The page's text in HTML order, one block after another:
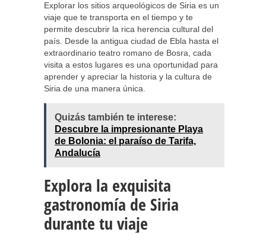
Explorar los sitios arqueológicos de Siria es un
viaje que te transporta en el tiempo y te
permite descubrir la rica herencia cultural del
país. Desde la antigua ciudad de Ebla hasta el
extraordinario teatro romano de Bosra, cada
visita a estos lugares es una oportunidad para
aprender y apreciar la historia y la cultura de
Siria de una manera única.
Quizás también te interese:
Descubre la impresionante Playa
de Bolonia: el paraíso de Tarifa,
Andalucía
Explora la exquisita
gastronomía de Siria
durante tu viaje